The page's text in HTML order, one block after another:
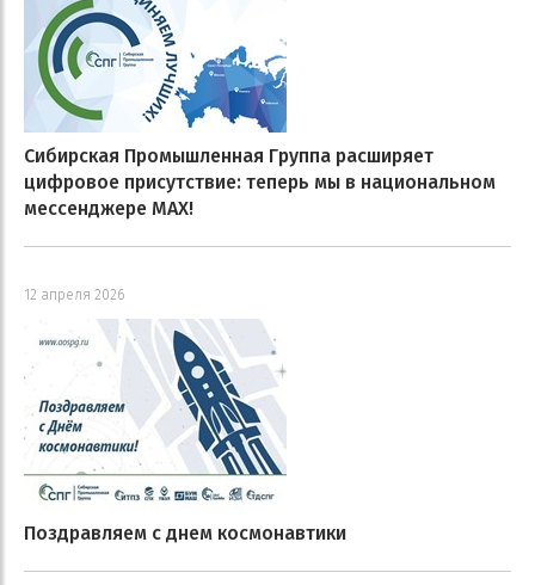
Сибирская Промышленная Группа расширяет
цифровое присутствие: теперь мы в национальном
мессенджере MAX!
12 апреля 2026
Поздравляем с днем космонавтики